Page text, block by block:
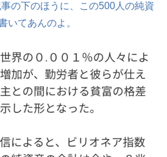
の下のほうに、この500人の純資
いてあんのよ。